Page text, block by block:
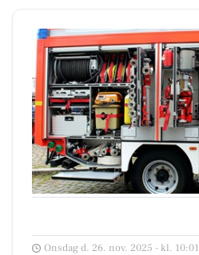
Onsdag d. 26. nov. 2025 - kl. 10:01